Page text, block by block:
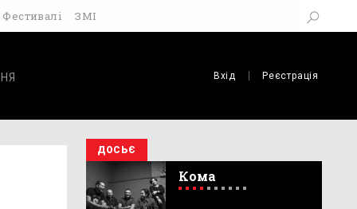
Фестивалі ЗМІ
Вхід Реєстрація
ДОСЬЄ
Кома